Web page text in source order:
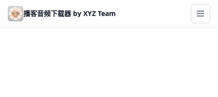
Skip to main content
播客音频下载器 by XYZ Team